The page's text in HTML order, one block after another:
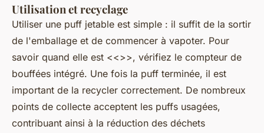
Utilisation et recyclage
Utiliser une puff jetable est simple : il suffit de la sortir
de l'emballage et de commencer à vapoter. Pour
savoir quand elle est <<>>, vérifiez le compteur de
bouffées intégré. Une fois la puff terminée, il est
important de la recycler correctement. De nombreux
points de collecte acceptent les puffs usagées,
contribuant ainsi à la réduction des déchets